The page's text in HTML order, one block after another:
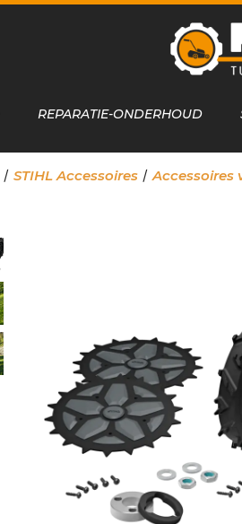
REPARATIE-ONDERHOUD
/ STIHL Accessoires / Accessoires